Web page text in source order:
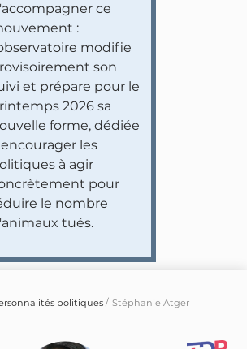
ce
:
modifie
son
et prépare pour le
2026 sa
forme, dédiée
encourager les
à agir
pour
le nombre
tués.
politiques Stéphanie Atger